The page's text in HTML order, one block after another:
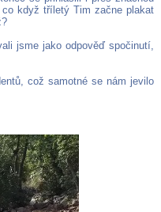
když tříletý Tim začne plakat
jsme jako odpověď spočinutí,
což samotné se nám jevilo